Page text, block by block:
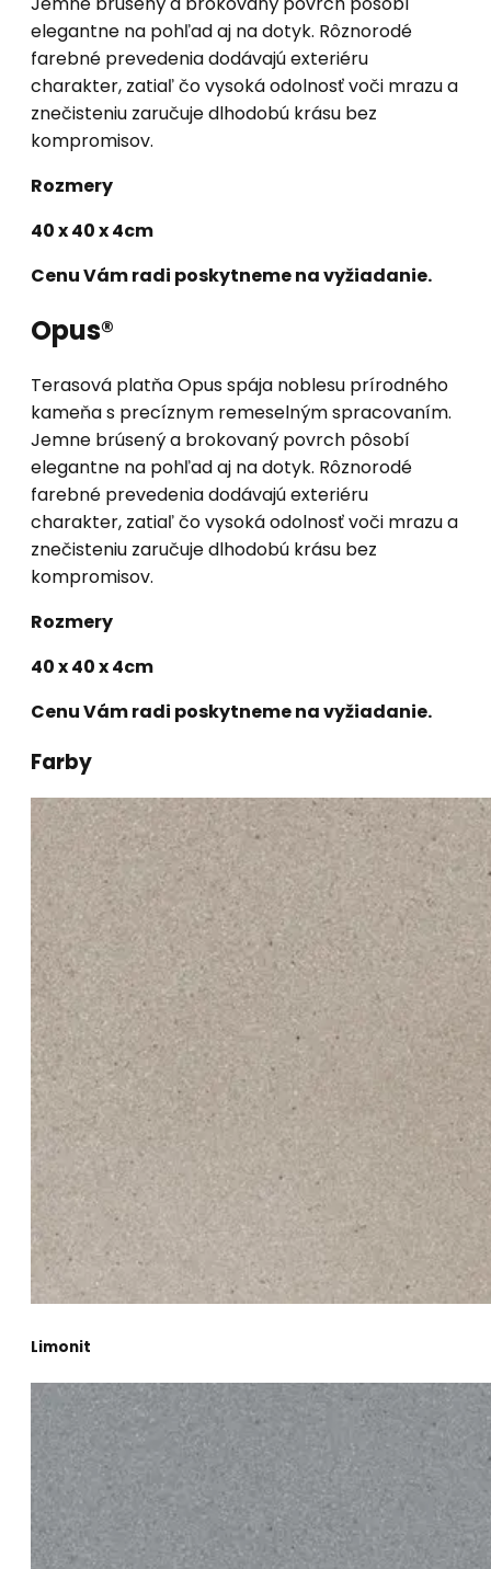
elegantne na pohľad aj na dotyk. Rôznorodé
farebné prevedenia dodávajú exteriéru
charakter, zatiaľ čo vysoká odolnosť voči mrazu a
znečisteniu zaručuje dlhodobú krásu bez
kompromisov.
Rozmery
40 x 40 x 4cm
Cenu Vám radi poskytneme na vyžiadanie.
Opus®
Terasová platňa Opus spája noblesu prírodného
kameňa s precíznym remeselným spracovaním.
Jemne brúsený a brokovaný povrch pôsobí
elegantne na pohľad aj na dotyk. Rôznorodé
farebné prevedenia dodávajú exteriéru
charakter, zatiaľ čo vysoká odolnosť voči mrazu a
znečisteniu zaručuje dlhodobú krásu bez
kompromisov.
Rozmery
40 x 40 x 4cm
Cenu Vám radi poskytneme na vyžiadanie.
Farby
Limonit